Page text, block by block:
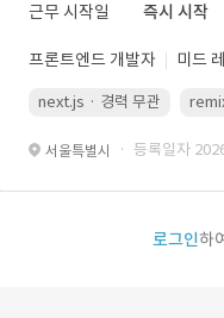
근무 시작일
즉시 시작
프론트엔드 개발자 미드
next.js · 경력 무관
서울특별시 · 등록일자
로그인하